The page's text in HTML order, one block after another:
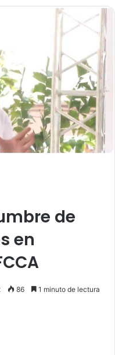
de
en
86 1 minuto de lectura